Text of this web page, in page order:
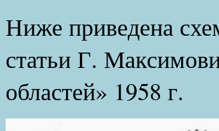
Ниже приведена
статьи Г.
областей» 1958 г.